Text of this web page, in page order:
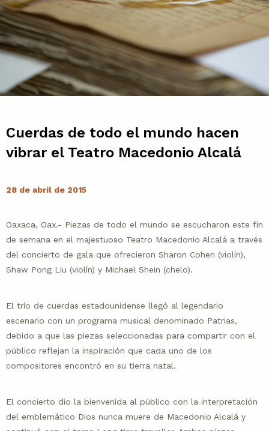
Iniciativas
Acervos y
colecciones
Publicaciones
Contacto
Agenda
Noticias
Cuerdas de todo el mundo hacen
vibrar el Teatro Macedonio Alcalá
28 de abril de 2015
Oaxaca, Oax.- Piezas de todo el mundo se escucharon este fin
de semana en el majestuoso Teatro Macedonio Alcalá a través
del concierto de gala que ofrecieron Sharon Cohen (violín),
Shaw Pong Liu (violín) y Michael Shein (chelo).
El trío de cuerdas estadounidense llegó al legendario
escenario con un programa musical denominado Patrias,
debido a que las piezas seleccionadas para compartir con el
público reflejan la inspiración que cada uno de los
compositores encontró en su tierra natal.
El concierto dio la bienvenida al público con la interpretación
del emblemático Dios nunca muere de Macedonio Alcalá y